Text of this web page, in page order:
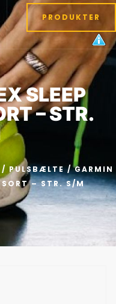
PRODUKTER
SLEEP
– STR.
/ PULSBÆLTE/ GARMIN
– STR. S/M